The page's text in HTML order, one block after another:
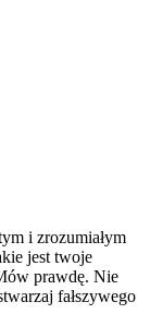
i zrozumiałym
jest twoje
prawdę. Nie
fałszywego